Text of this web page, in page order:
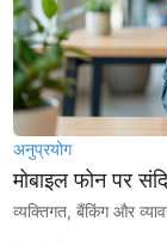
अनुप्रयोग
मोबाइल फोन पर
व्यक्तिगत, बैंकिंग और